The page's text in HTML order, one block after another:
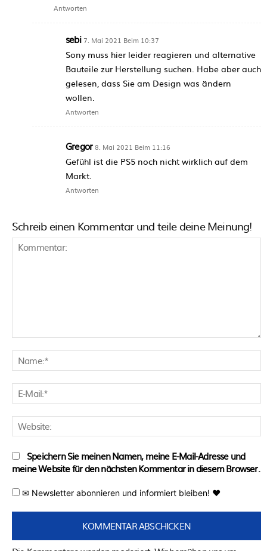
Antworten
sebi 7. Mai 2021 Beim 10:37
Sony muss hier leider reagieren und alternative
Bauteile zur Herstellung suchen. Habe aber auch
gelesen, dass Sie am Design was ändern
wollen.
Antworten
Gregor 8. Mai 2021 Beim 11:16
Gefühl ist die PS5 noch nicht wirklich auf dem
Markt.
Antworten
Schreib einen Kommentar und teile deine Meinung!
Speichern Sie meinen Namen, meine E-Mail-Adresse und
meine Website für den nächsten Kommentar in diesem Browser.
✉ Newsletter abonnieren und informiert bleiben! ♥